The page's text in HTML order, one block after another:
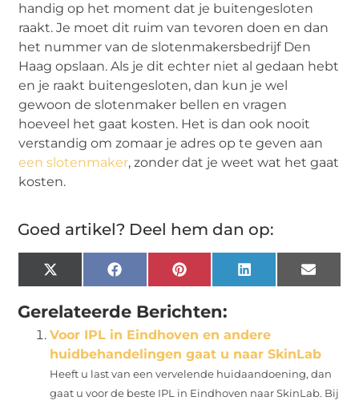
handig op het moment dat je buitengesloten
raakt. Je moet dit ruim van tevoren doen en dan
het nummer van de slotenmakersbedrijf Den
Haag opslaan. Als je dit echter niet al gedaan hebt
en je raakt buitengesloten, dan kun je wel
gewoon de slotenmaker bellen en vragen
hoeveel het gaat kosten. Het is dan ook nooit
verstandig om zomaar je adres op te geven aan
een slotenmaker, zonder dat je weet wat het gaat
kosten.
Goed artikel? Deel hem dan op:
X
(Twitter)
FacebookPinterest LinkedIn Email
Gerelateerde Berichten:
Voor IPL in Eindhoven en andere
huidbehandelingen gaat u naar SkinLab
Heeft u last van een vervelende huidaandoening, dan
gaat u voor de beste IPL in Eindhoven naar SkinLab. Bij